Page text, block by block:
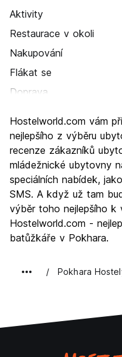
Aktivity
Restaurace v okoli
Nakupování
Flákat se
Doprava
Kultura
Noční život
Hodnota za peníze
Hostelworld.com vám
nejlepšího z výběru
recenze zákazníků
mládežnické ubytovny
speciálních nabídek,
SMS. A když už tam
výběr toho nejlepšího k
Hostelworld.com -
batůžkáře v Pokhara.
Pokhara